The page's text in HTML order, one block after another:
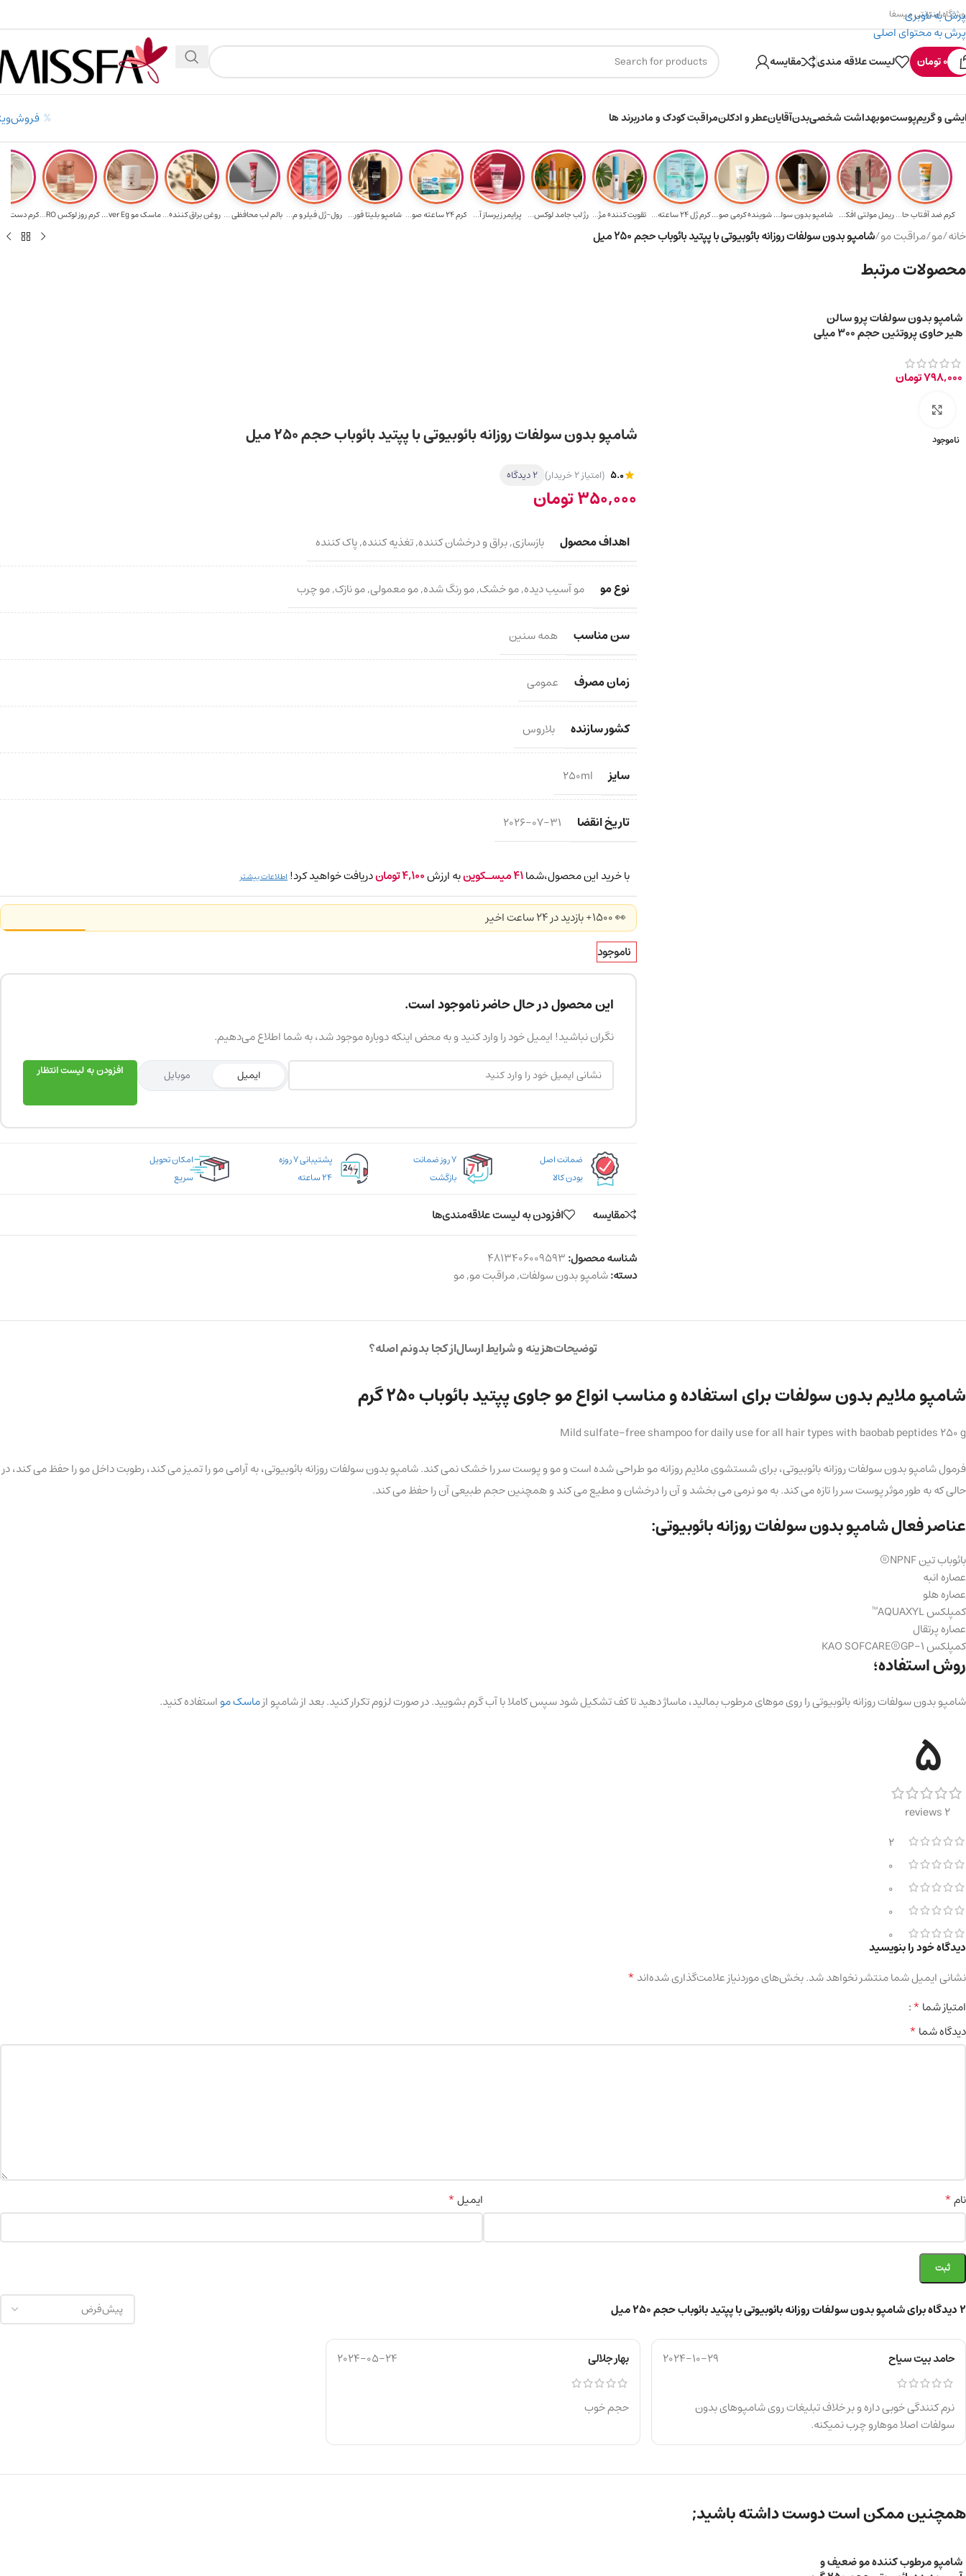
پرش به ناوبری
پرش به محتوای اصلی
۲٪ تخفیف روی سبد خرید برای روش کارت به کارت هدیه برای خرید های بالای ۵ میلیون تومن ارسال رایگان برای خرید ۳.۵ میلیون به یالا ۳۰۰ میسکوین (۳۰ هزار تومن) هدیه خرید اول
اینترنتی میسفا
0تومان لیست علاقه مندی مقایسه
و گریمپوستموبهداشت شخصیبدنآقایانعطر و ادکلنمراقبت کودک و مادربرند ها
کرم ضد آفتاب حا... ریمل مولتی افکت... شامپو بدون سولف... شوینده کرمی صور...کرم ژل ۲۴ ساعته... تقویت‌ کننده مژ... رژ لب جامد لوکس... پرایمر زیرساز آ... کرم 24 ساعته صو... شامپو بلیتا فور... رول-ژل فیلر و م... بالم لب محافظی ... روغن براق کننده... ماسک مو Ever Eg... کرم روز لوکس RO...
خانه/مو/مراقبت مو/شامپو بدون سولفات روزانه بائوبیوتی با پپتید بائوباب حجم 250 میل
محصولات مرتبط
شامپو بدون سولفات پرو سالن
هیر حاوی پروتئین حجم 300 میلی
798,000تومان
ناموجود شامپو بدون سولفات روزانه بائوبیوتی با پپتید بائوباب حجم 250 میل
5.0 (امتیاز 2 خریدار) 2 دیدگاه
350,000تومان
اهداف محصول بازسازی,براق و درخشان کننده,تغذیه کننده,پاک کننده
نوع مو مو آسیب دیده,مو خشک,مو رنگ شده,مو معمولی,مو نازک,مو چرب
سن مناسب همه سنین
زمان مصرف عمومی
کشور سازنده بلاروس
سایز 250ml
تاریخ انقضا 2026-07-31
با خرید این محصول،شما41میسـکوینبه ارزش4,100توماندریافت خواهید کرد! اطلاعات بیشتر
👀 1500+ بازدید در ۲۴ ساعت اخیر
ناموجود
این محصول در حال حاضر ناموجود است.
نگران نباشید! ایمیل خود را وارد کنید و به محض اینکه دوباره موجود شد، به شما اطلاع می‌دهیم.
ایمیل موبایل افزودن به لیست انتظار
ضمانت اصل
بودن کالا
۷ روز ضمانت
بازگشت
پشتیبانی ۷ روزه
۲۴ ساعته
امکان تحویل
سریع
مقایسه افزودن به لیست علاقه‌مندی‌ها
شناسه محصول:4813406009593
دسته:شامپو بدون سولفات,مراقبت مو,مو
توضیحاتهزینه و شرایط ارسالاز کجا بدونم اصله؟
شامپو ملایم بدون سولفات برای استفاده و مناسب انواع مو جاوی پپتید بائوباب 250 گرم
Mild sulfate-free shampoo for daily use for all hair types with baobab peptides 250 g
فرمول شامپو بدون سولفات روزانه بائوبیوتی، برای شستشوی ملایم روزانه مو طراحی شده است و مو و پوست سر را خشک نمی کند. شامپو بدون سولفات روزانه بائوبیوتی، به آرامی مو را تمیز می کند، رطوبت داخل مو را حفظ می کند، در
حالی که به طور موثر پوست سر را تازه می کند. به مو نرمی می بخشد و آن را درخشان و مطیع می کند و همچنین حجم طبیعی آن را حفظ می کند.
عناصر فعال شامپو بدون سولفات روزانه بائوبیوتی:
بائوباب تین NPNF®
عصاره انبه
عصاره هلو
کمپلکس AQUAXYL™
عصاره پرتقال
کمپلکس KAO SOFCARE®GP-1
روش استفاده؛
شامپو بدون سولفات روزانه بائوبیوتی را روی موهای مرطوب بمالید، ماساژ دهید تا کف تشکیل شود سپس کاملا با آب گرم بشویید. در صورت لزوم تکرار کنید. بعد از شامپو ازماسک مواستفاده کنید.
5
2 reviews
2
0
0
0
0
2 دیدگاه برای شامپو بدون سولفات روزانه بائوبیوتی با پپتید بائوباب حجم 250 میل
حامد بیت سیاح 2024-10-29
نرم کنندگی خوبی داره و بر خلاف تبلیغات روی شامپوهای بدون
سولفات اصلا موهارو چرب نمیکنه.
بهار جلالی 2024-05-24
حجم خوب
دیدگاه خود را بنویسید
نشانی ایمیل شما منتشر نخواهد شد.بخش‌های موردنیاز علامت‌گذاری شده‌اند*
امتیاز شما*
دیدگاه شما*
نام* ایمیل*
همچنین ممکن است دوست داشته باشید;
شامپو مرطوب کننده مو ضعیف و